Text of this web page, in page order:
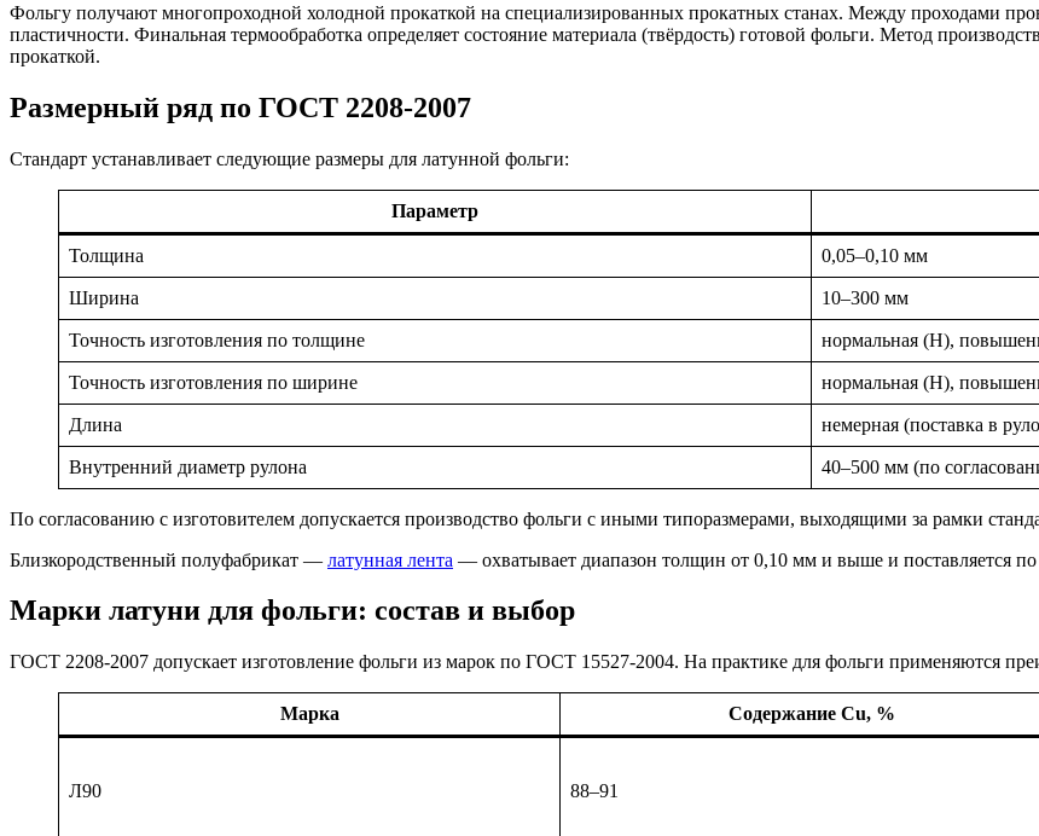
Фольгу получают многопроходной холодной прокаткой на специализированных прокатных станах. Между проходами
пластичности. Финальная термообработка определяет состояние материала (твёрдость) готовой фольги. Метод
прокаткой.
Размерный ряд по ГОСТ 2208-2007
Стандарт устанавливает следующие размеры для латунной фольги:
Параметр
Толщина 0,05–0,10 мм
Ширина 10–300 мм
Точность изготовления по толщине нормальная (Н),
Точность изготовления по ширине нормальная (Н),
Длина немерная (поставка в
Внутренний диаметр рулона 40–500 мм (по
По согласованию с изготовителем допускается производство фольги с иными типоразмерами, выходящими за рамки
Близкородственный полуфабрикат — латунная лента — охватывает диапазон толщин от 0,10 мм и выше и поставляется
Марки латуни для фольги: состав и выбор
ГОСТ 2208-2007 допускает изготовление фольги из марок по ГОСТ 15527-2004. На практике для фольги применяются
Марка Содержание Cu, %
Л90 88–91